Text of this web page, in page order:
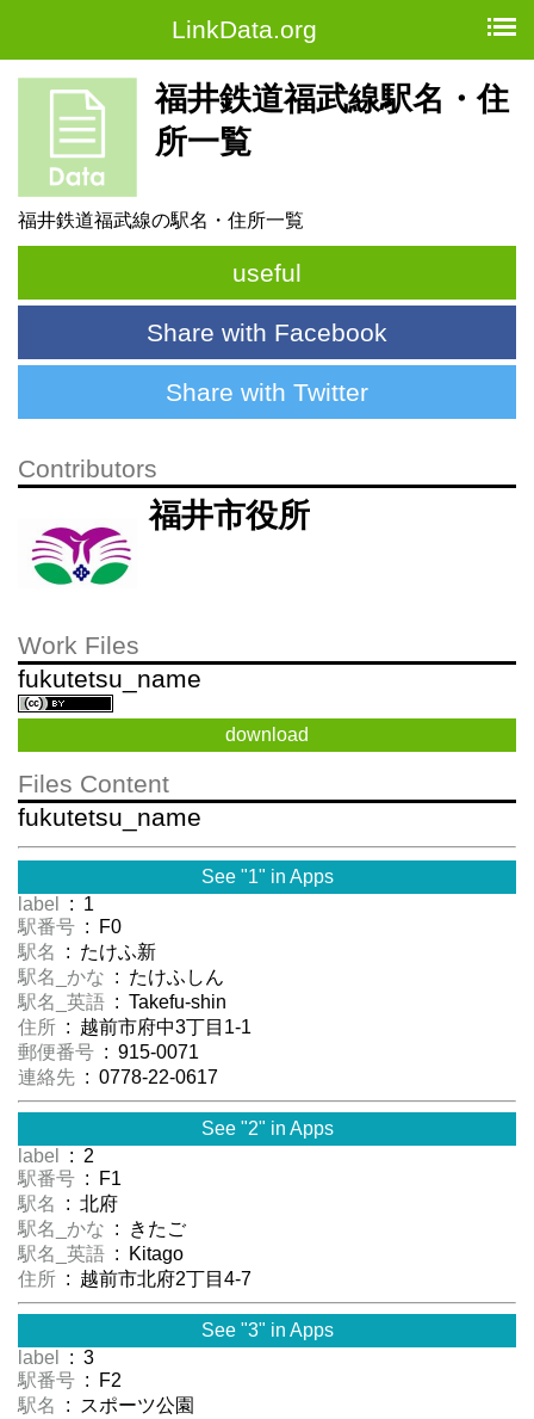
LinkData.org
福井鉄道福武線駅名・住
所一覧
福井鉄道福武線の駅名・住所一覧
useful
Share with Facebook
Share with Twitter
Contributors
福井市役所
Work Files
fukutetsu_name
download
Files Content
fukutetsu_name
See "1" in Apps
label
: 1
駅番号 : F0
駅名
: たけふ新
駅名_かな : たけふしん
駅名_英語 : Takefu-shin
住所 : 越前市府中3丁目1-1
郵便番号 : 915-0071
連絡先 : 0778-22-0617
See "2" in Apps
label
: 2
駅番号 : F1
駅名
: 北府
駅名_かな : きたご
駅名_英語 : Kitago
住所 : 越前市北府2丁目4-7
See "3" in Apps
label
: 3
駅番号 : F2
駅名
: スポーツ公園